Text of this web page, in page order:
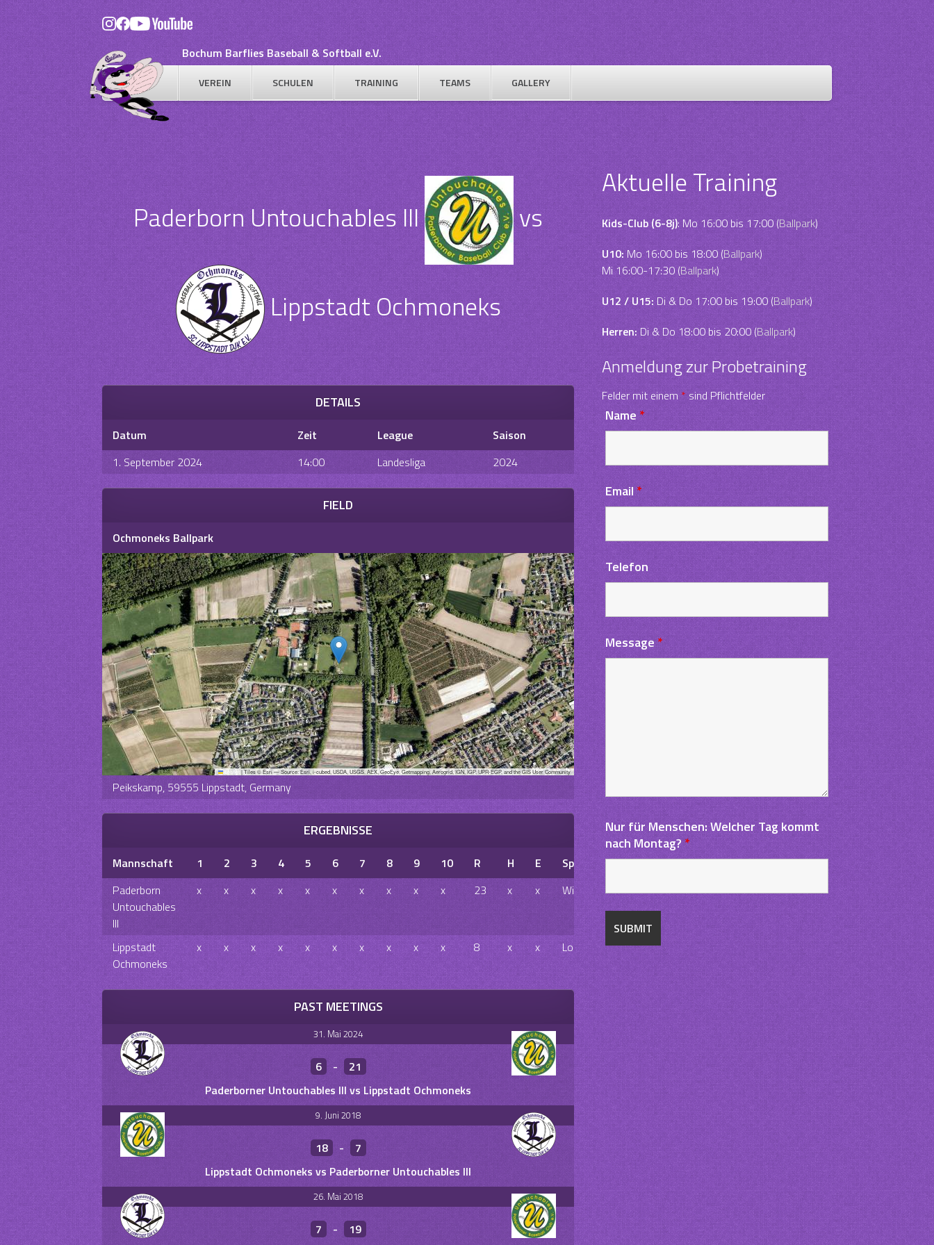
Skip
content
Bochum Barflies Baseball & Softball e.V.
VEREIN SCHULEN TRAINING TEAMS GALLERY
Paderborn Untouchables III vs
Lippstadt Ochmoneks
DETAILS
Datum Zeit League
Saison
1. September 2024
14:00 Landesliga 2024
FIELD
Ochmoneks Ballpark
Leaflet|Tiles © Esri — Source: Esri, i-cubed, USDA, USGS, AEX, GeoEye, Getmapping, Aerogrid, IGN, IGP, UPR-EGP, and the GIS User Community
Peikskamp, 59555 Lippstadt, Germany
ERGEBNISSE
Mannschaft 1 2 3 4 5 6 7 8 9 10 R H E
Spielausgang
Paderborn
Untouchables
III
x x x x x x x x x x 23 x x Win
Lippstadt
Ochmoneks
x x x x x x x x x x 8 x x Loss
PAST MEETINGS
31. Mai 2024
6 -
21
Paderborner Untouchables III vs Lippstadt Ochmoneks
9. Juni 2018
18 -
7
Lippstadt Ochmoneks vs Paderborner Untouchables III
26. Mai 2018
7 -
19
Aktuelle Training
Kids-Club (6-8j): Mo 16:00 bis 17:00 (Ballpark)
U10:Mo 16:00 bis 18:00 (Ballpark)
Mi 16:00-17:30 (Ballpark)
U12 / U15:Di & Do 17:00 bis 19:00 (Ballpark)
Herren:Di & Do 18:00 bis 20:00 (Ballpark)
Anmeldung zur Probetraining
Felder mit einem*sind Pflichtfelder
Name*
Email *
Telefon
Message*
Nur für Menschen: Welcher Tag kommt
nach Montag?*